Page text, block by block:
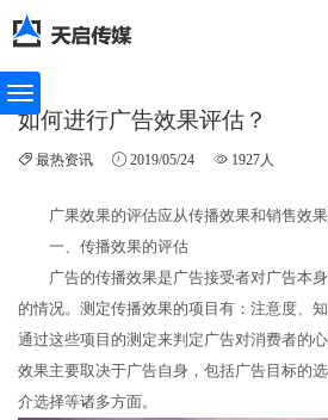
如何进行广告效果评估？
最热资讯 2019/05/24 1927人
广果效果的评估应从传播效果和销售效果
一、传播效果的评估
广告的传播效果是广告接受者对广告本身
的情况。测定传播效果的项目有：注意度、
通过这些项目的测定来判定广告对消费者的
效果主要取决于广告自身，包括广告目标的
介选择等诸多方面。